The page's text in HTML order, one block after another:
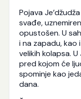
Pojava
svađe,
opustošen. U
i na zapadu,
velikih kolapsa.
pred kojom će
spominje kao
dana.